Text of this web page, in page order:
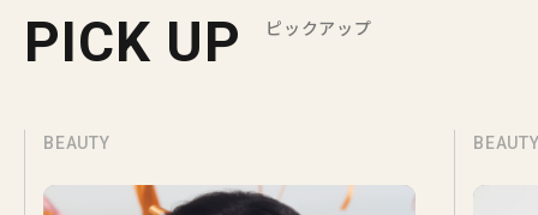
PICK UP ピックアップ
BEAUTY